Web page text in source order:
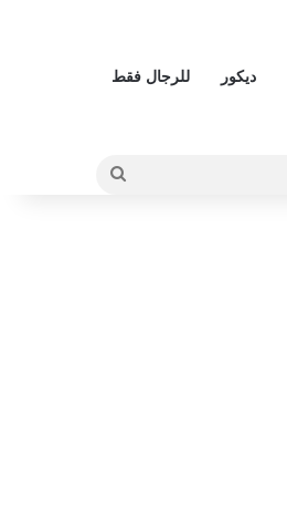
ديكور للرجال فقط